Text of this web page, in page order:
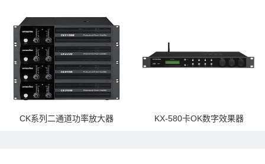
CK系列二通道功率放大器 KX-580卡OK数字效果器